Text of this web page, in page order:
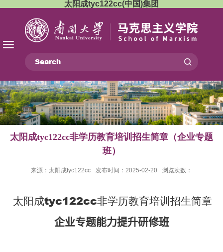
太阳成tyc122cc(中国)集团
‌太阳成tyc122cc非学历教育培训招生简章‌（企业专题
班）
来源：太阳成tyc122cc 发布时间：2025-02-20 浏览次数：
太阳成tyc122cc非学历教育培训招生简章
企业专题能力提升研修班